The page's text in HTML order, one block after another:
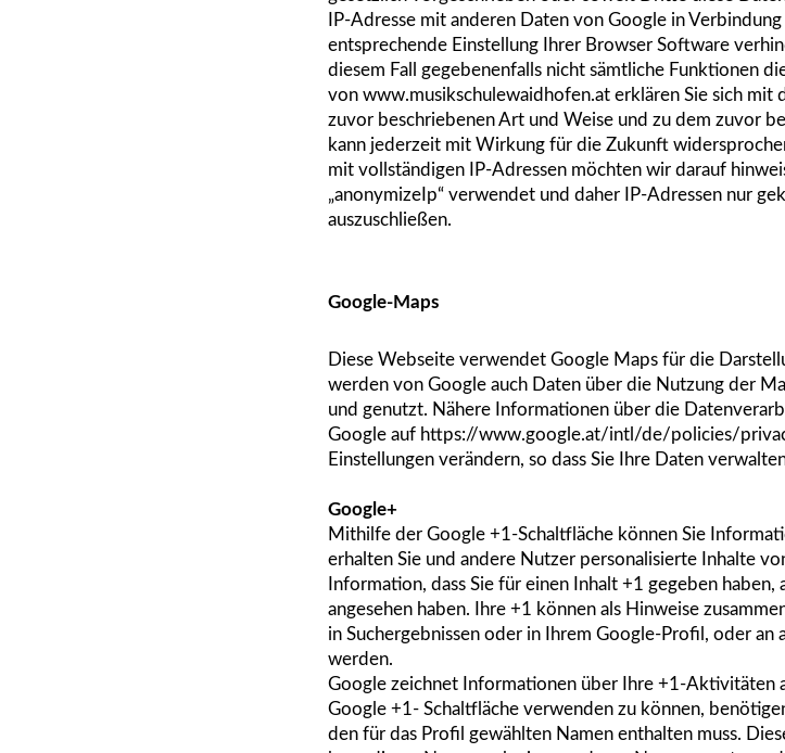
IP-Adresse mit anderen Daten von Google in
entsprechende Einstellung Ihrer Browser Software
diesem Fall gegebenenfalls nicht sämtliche Funktionen
von www.musikschulewaidhofen.at erklären Sie sich mit
zuvor beschriebenen Art und Weise und zu dem zuvor
kann jederzeit mit Wirkung für die Zukunft
mit vollständigen IP-Adressen möchten wir darauf
„anonymizeIp“ verwendet und daher IP-Adressen nur
auszuschließen.
Google-Maps
Diese Webseite verwendet Google Maps für die
werden von Google auch Daten über die Nutzung der
und genutzt. Nähere Informationen über die
Google auf https://www.google.at/intl/de/policies/
Einstellungen verändern, so dass Sie Ihre Daten
Google+
Mithilfe der Google +1-Schaltfläche können Sie
erhalten Sie und andere Nutzer personalisierte Inhalte
Information, dass Sie für einen Inhalt +1 gegeben
angesehen haben. Ihre +1 können als Hinweise
in Suchergebnissen oder in Ihrem Google-Profil, oder
werden.
Google zeichnet Informationen über Ihre +1-Aktivitäten
Google +1- Schaltfläche verwenden zu können,
den für das Profil gewählten Namen enthalten muss.